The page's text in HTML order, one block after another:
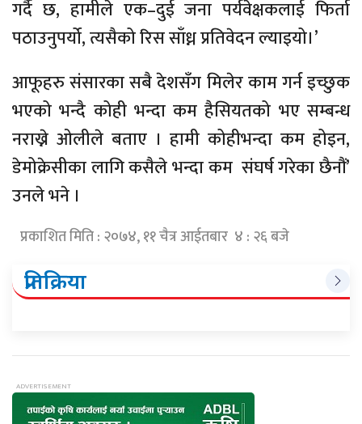
गर्दै छ, हामीले एक–दुई जना पर्यवेक्षकलाई फिर्ता
पठाउनुपर्यो, त्यसैको रिस साँध्न प्रतिवेदन ल्याइयो।’
आफूहरु संसारका सबै देशसँग मिलेर काम गर्न इच्छुक
भएको भन्दै कोही भन्दा कम हैसियतको भए सम्बन्ध
नराख्ने ओलीले बताए । हामी कोहीभन्दा कम होइन,
डेमोक्रेसीका लागि कसैले भन्दा कम संघर्ष गरेका छैनौं’
उनले भने ।
प्रकाशित मिति : २०७४, ११ चैत्र आईतबार ४ : २६ बजे
प्रतिक्रिया